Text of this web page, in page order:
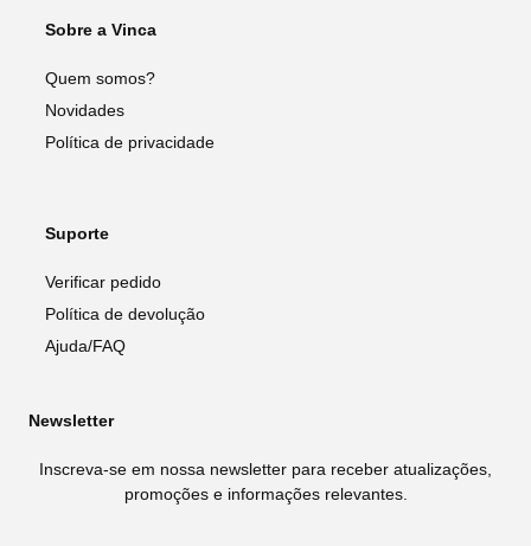
Sobre a Vinca
Quem somos?
Novidades
Política de privacidade
Suporte
Verificar pedido
Política de devolução
Ajuda/FAQ
Newsletter
Inscreva-se em nossa newsletter para receber atualizações,
promoções e informações relevantes.